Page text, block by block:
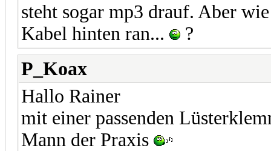
steht sogar mp3 drauf. Aber
Kabel hinten ran...
?
P_Koax
Hallo Rainer
mit einer passenden
Mann der Praxis